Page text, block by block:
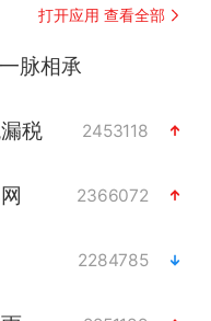
打开应用 查看全部
脉相承
税 2453118
2366072
2284785